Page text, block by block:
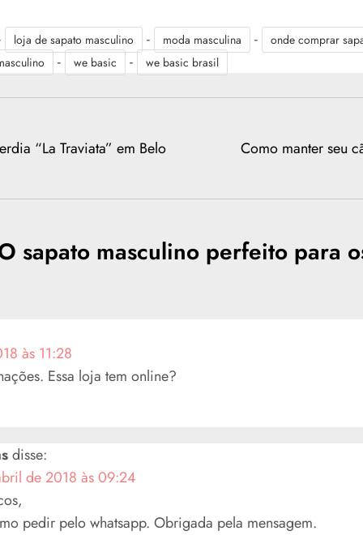
loja de sapato masculino - moda masculina -
onde comprar
- we basic - we basic brasil
“La Traviata” em Belo Como manter seu
sapato masculino perfeito para
às 11:28
Essa loja tem online?
disse:
de 2018 às 09:24
pedir pelo whatsapp. Obrigada pela mensagem.